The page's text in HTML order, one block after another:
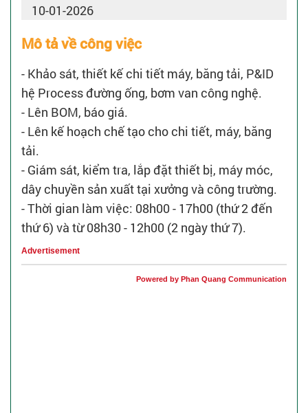
10-01-2026
Mô tả về công việc
- Khảo sát, thiết kế chi tiết máy, băng tải, P&ID
hệ Process đường ống, bơm van công nghệ.
- Lên BOM, báo giá.
- Lên kế hoạch chế tạo cho chi tiết, máy, băng
tải.
- Giám sát, kiểm tra, lắp đặt thiết bị, máy móc,
dây chuyền sản xuất tại xưởng và công trường.
- Thời gian làm việc: 08h00 - 17h00 (thứ 2 đến
thứ 6) và từ 08h30 - 12h00 (2 ngày thứ 7).
Advertisement
Powered by Phan Quang Communication